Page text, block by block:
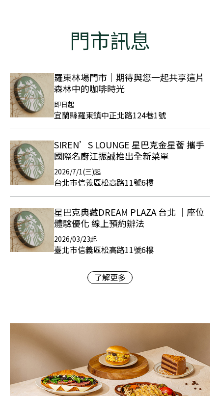
門市訊息
羅東林場門市｜期待與您一起共享這片
森林中的咖啡時光
即日起
宜蘭縣羅東鎮中正北路124巷1號
SIREN’S LOUNGE 星巴克金星薈 攜手
國際名廚江振誠推出全新菜單
2026/7/1(三)起
台北市信義區松高路11號6樓
星巴克典藏DREAM PLAZA 台北 ｜座位
體驗優化 線上預約辦法
2026/03/23起
臺北市信義區松高路11號6樓
了解更多